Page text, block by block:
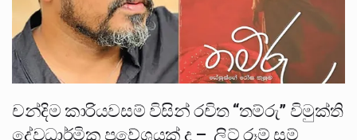
චන්දිම කාරියවසම් විසින් රචිත “තම්රු” විමුක්ති
දේවධාර්මික ප්‍රවේශයක් ද – ලිට් රූම් සූම්